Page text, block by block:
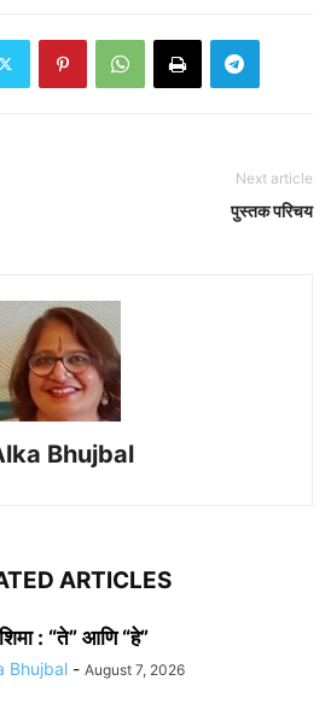
Next article
पुस्तक परिचय
Bhujbal
ARTICLES
: “ते” आणि “हे”
Bhujbal - August 7, 2026